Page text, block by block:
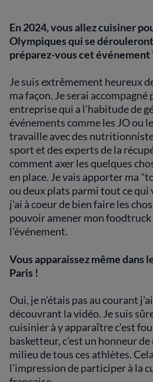
En 2024, vous allez cuisiner
Olympiques qui se
préparez-vous cet événement
Je suis extrêmement heureux
ma façon. Je serai accompagné
entreprise qui a l'habitude de
événements comme les JO ou
travaille avec des
sport et des experts de la
comment axer les quelques
en place. Je vais apporter ma
ou deux plats parmi tout ce qui
j'ai à coeur de bien faire les
pouvoir amener mon
l'événement.
Vous apparaissez même dans
Paris !
Oui, je n'étais pas au courant
découvrant la vidéo. Je suis
cuisinier à y apparaître c'est
basketteur, c'est un honneur
milieu de tous ces athlètes.
l'impression de participer à la